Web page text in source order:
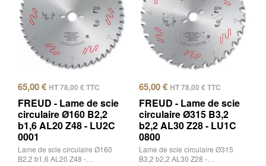
65,00€ HT78,00 €TTC
FREUD - Lame de scie
circulaire Ø160 B2,2
b1,6 AL20 Z48 - LU2C
0001
Lame de scie circulaire Ø160
B2,2 b1,6 AL20 Z48 -…
65,00€ HT78,00 €TTC
FREUD - Lame de scie
circulaire Ø315 B3,2
b2,2 AL30 Z28 - LU1C
0800
Lame de scie circulaire Ø315
B3,2 b2,2 AL30 Z28 -…